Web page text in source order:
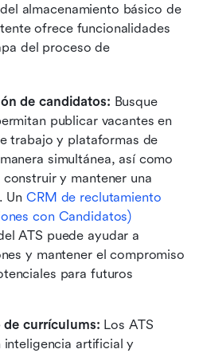
almacenamiento básico de
ofrece funcionalidades
del proceso de
de candidatos: Busque
publicar vacantes en
trabajo y plataformas de
simultánea, así como
y mantener una
Un CRM de reclutamiento
con Candidatos)
ATS puede ayudar a
y mantener el compromiso
para futuros
currículums: Los ATS
inteligencia artificial y